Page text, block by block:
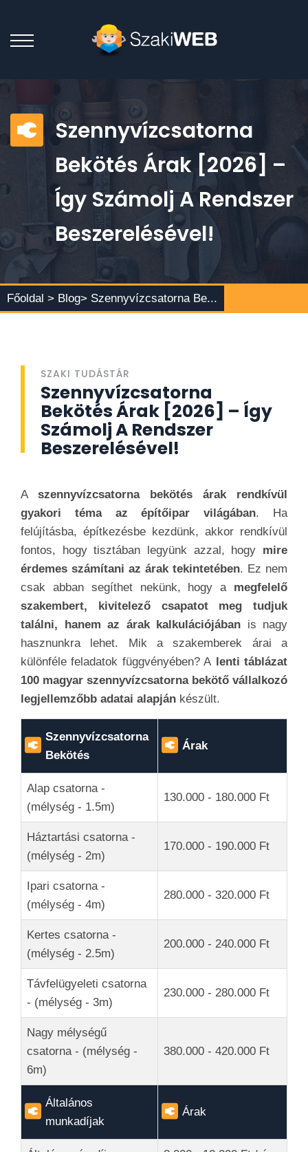
Szennyvízcsatorna
Bekötés Árak [2026] –
Így Számolj A Rendszer
Beszerelésével!
Főoldal > Blog> Szennyvízcsatorna Be...
SZAKI TUDÁSTÁR
Szennyvízcsatorna
Bekötés Árak [2026] – Így
Számolj A Rendszer
Beszerelésével!
A szennyvízcsatorna bekötés árak rendkívül
gyakori téma az építőipar világában. Ha
felújításba, építkezésbe kezdünk, akkor rendkívül
fontos, hogy tisztában legyünk azzal, hogy mire
érdemes számítani az árak tekintetében. Ez nem
csak abban segíthet nekünk, hogy amegfelelő
szakembert, kivitelező csapatot meg tudjuk
találni, hanem az árak kalkulációjában is nagy
hasznunkra lehet. Mik a szakemberek árai a
különféle feladatok függvényében? A lenti táblázat
100 magyar szennyvízcsatorna bekötő vállalkozó
legjellemzőbb adatai alapján készült.
Szennyvízcsatorna
Bekötés
Árak
Alap csatorna -
(mélység - 1.5m)
130.000 - 180.000 Ft
Háztartási csatorna -
(mélység - 2m)
170.000 - 190.000 Ft
Ipari csatorna -
(mélység - 4m)
280.000 - 320.000 Ft
Kertes csatorna -
(mélység - 2.5m)
200.000 - 240.000 Ft
Távfelügyeleti csatorna
- (mélység - 3m)
230.000 - 280.000 Ft
Nagy mélységű
csatorna - (mélység -
6m)
380.000 - 420.000 Ft
Általános
munkadíjak
Árak